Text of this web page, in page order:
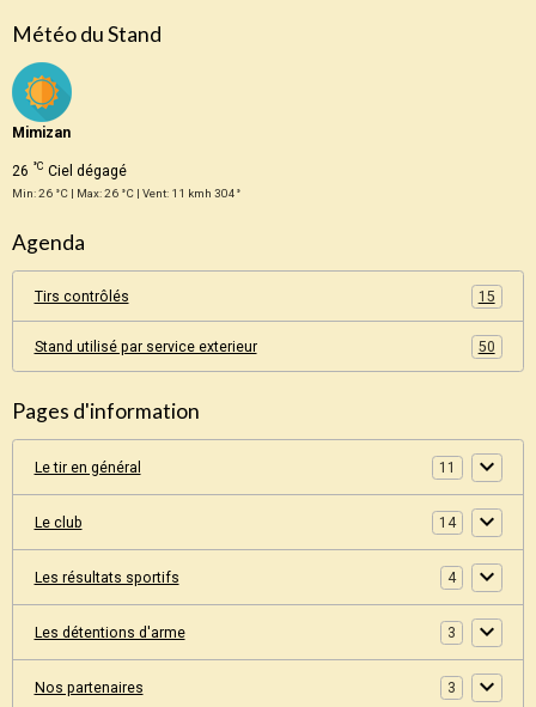
Météo du Stand
Mimizan
26 °C Ciel dégagé
Min: 26 °C | Max: 26 °C | Vent: 11 kmh 304°
Agenda
Tirs contrôlés 15
Stand utilisé par service exterieur 50
Pages d'information
Le tir en général 11
Le club 14
Les résultats sportifs 4
Les détentions d'arme 3
Nos partenaires 3